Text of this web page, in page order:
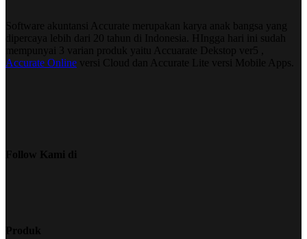
Software akuntansi Accurate merupakan karya anak bangsa yang
dipercaya lebih dari 20 tahun di Indonesia. HIngga hari ini sudah
mempunyai 3 varian produk yaitu Accuarate Dekstop ver5 ,
Accurate Online versi Cloud dan Accurate Lite versi Mobile Apps.
Follow Kami di
Produk